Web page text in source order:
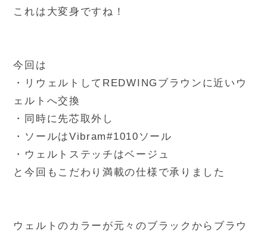
これは大変身ですね！
今回は
・リウェルトしてREDWINGブラウンに近いウ
ェルトへ交換
・同時に先芯取外し
・ソールはVibram#1010ソール
・ウェルトステッチはベージュ
と今回もこだわり満載の仕様で承りました
ウェルトのカラーが元々のブラックからブラウ